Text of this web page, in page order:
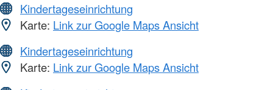
Kindertageseinrichtung
Karte: Link zur Google Maps Ansicht
Kindertageseinrichtung
Karte: Link zur Google Maps Ansicht